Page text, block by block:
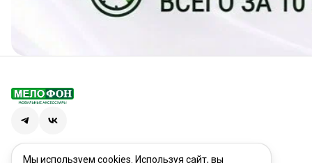
Мы используем cookies. Используя сайт, вы